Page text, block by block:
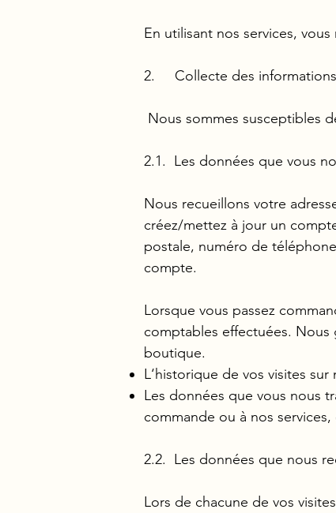
En utilisant nos services,
2. Collecte des informations
Nous sommes susceptibles
2.1. Les données que vous
Nous recueillons votre
créez/mettez à jour un
postale, numéro de
compte.
Lorsque vous passez
comptables effectuées. Nous
boutique.
L‘historique de vos visites
Les données que vous nous
commande ou à nos
2.2. Les données que nous
Lors de chacune de vos